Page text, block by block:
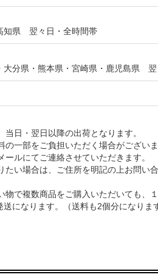
知県 翌々日・全時間帯
分県・熊本県・宮崎県・鹿児島県 翌
日・翌日以降の出荷となります。
一部をご負担いただく場合がございま
ルにてご連絡させていただきます。
たい場合は、ご住所を明記の上お問い
物で複数商品をご購入いただいても、
になります。（送料も2個分になりま